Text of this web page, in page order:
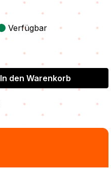
Verfügbar
In den Warenkorb